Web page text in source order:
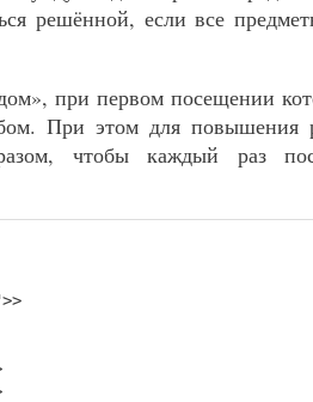
решённой, если все
при первом посещении
При этом для повышения
чтобы каждый раз